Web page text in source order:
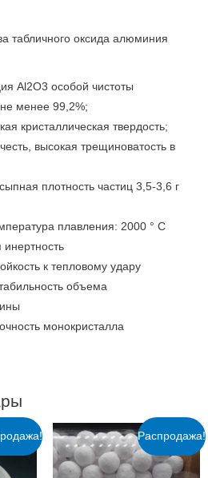
табличного оксида алюминия
Al2O3 особой чистоты
не менее 99,2%;
кристаллическая твердость;
высокая трещиноватость в
плотность частиц 3,5-3,6 г
плавления: 2000 ° C
к тепловому удару
объема
монокристалла
Распродажа!